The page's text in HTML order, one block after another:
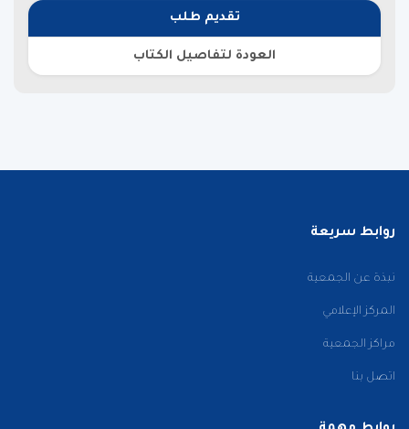
تقديم طلب
العودة لتفاصيل الكتاب
روابط سريعة
نبذة عن الجمعية
المركز الإعلامي
مراكز الجمعية
اتصل بنا